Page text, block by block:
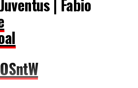
| Fabio